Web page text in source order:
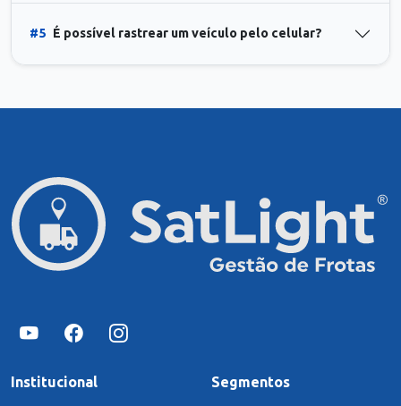
#5 É possível rastrear um veículo pelo celular?
Institucional Segmentos